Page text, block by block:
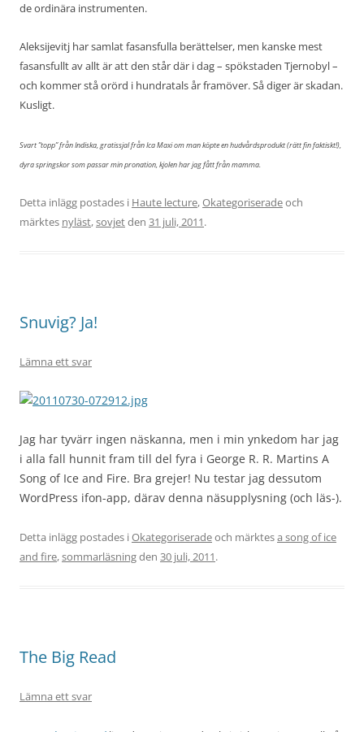
de ordinära instrumenten.
Aleksijevitj har samlat fasansfulla berättelser, men kanske mest
fasansfullt av allt är att den står där i dag – spökstaden Tjernobyl –
och kommer stå orörd i hundratals år framöver. Så diger är skadan.
Kusligt.
Svart ”topp” från Indiska, gratissjal från Ica Maxi om man köpte en hudvårdsprodukt (rätt fin faktiskt!),
dyra springskor som passar min pronation, kjolen har jag fått från mamma.
Detta inlägg postades i Haute lecture,Okategoriseradeoch
märktes nyläst,sovjetden 31 juli, 2011.
Snuvig? Ja!
Lämna ett svar
Jag har tyvärr ingen näskanna, men i min ynkedom har jag
i alla fall hunnit fram till del fyra i George R. R. Martins A
Song of Ice and Fire. Bra grejer! Nu testar jag dessutom
WordPress ifon-app, därav denna näsupplysning (och läs-).
Detta inlägg postades iOkategoriseradeoch märktesa song of ice
and fire,sommarläsningden 30 juli, 2011.
The Big Read
Lämna ett svar